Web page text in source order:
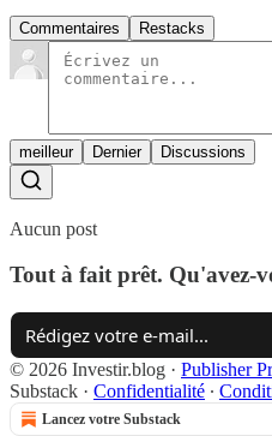
Commentaires Restacks
meilleur Dernier Discussions
Aucun post
Tout à fait prêt. Qu'avez-
© 2026 Investir.blog · Publisher
Substack · Confidentialité ∙
Lancez votre Substack